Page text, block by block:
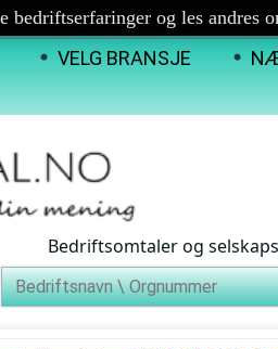
bedriftserfaringer og les andres
VELG BRANSJE
Bedriftsomtaler og